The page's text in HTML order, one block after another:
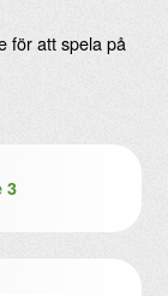
för att spela på
3